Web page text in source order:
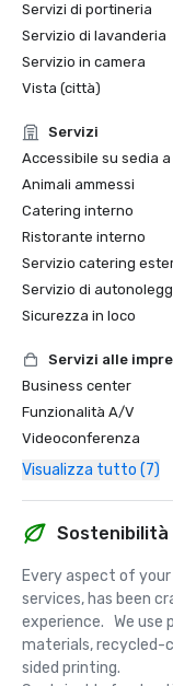
Servizi di portineria
Servizio di lavanderia
Servizio in camera
Vista (città)
Servizi
Accessibile su sedia
Animali ammessi
Catering interno
Ristorante interno
Servizio catering
Servizio di
Sicurezza in loco
Servizi alle
Business center
Funzionalità A/V
Videoconferenza
Visualizza tutto (7)
Sostenibilità
Every aspect of
services, has been
experience.   We
materials, recycled-
sided printing.